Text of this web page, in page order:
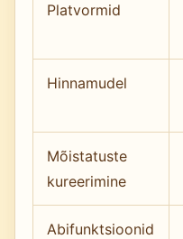
Platvormid
Hinnamudel
Mõistatuste
kureerimine
Abifunktsioonid